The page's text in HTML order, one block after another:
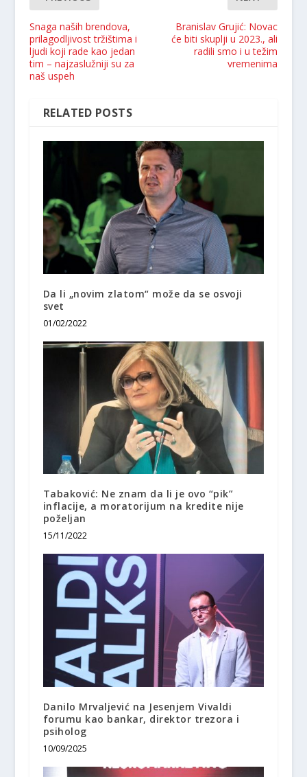
Snaga naših brendova,
prilagodljivost tržištima i
ljudi koji rade kao jedan
tim – najzaslužniji su za
naš uspeh
Branislav Grujić: Novac
će biti skuplji u 2023., ali
radili smo i u težim
vremenima
RELATED POSTS
Da li „novim zlatom“ može da se osvoji
svet
01/02/2022
Tabaković: Ne znam da li je ovo “pik”
inflacije, a moratorijum na kredite nije
poželjan
15/11/2022
Danilo Mrvaljević na Jesenjem Vivaldi
forumu kao bankar, direktor trezora i
psiholog
10/09/2025